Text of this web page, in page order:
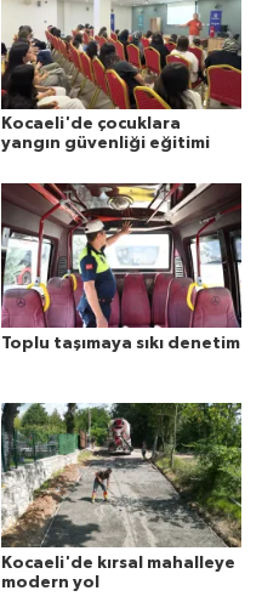
Kocaeli'de çocuklara
yangın güvenliği eğitimi
Toplu taşımaya sıkı denetim
Kocaeli'de kırsal mahalleye
modern yol